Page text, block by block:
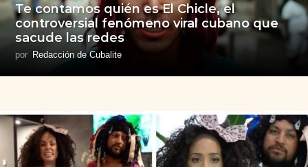
Te contamos quién es El Chicle, el
controversial fenómeno viral cubano que
sacude las redes
por Redacción de Cubalite